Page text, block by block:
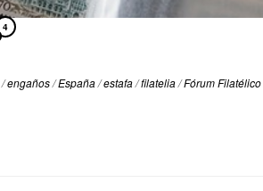
4
/engaños/España/estafa/filatelia/Fórum Filatélico